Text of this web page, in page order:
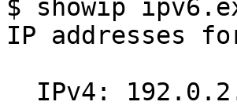
$ showip
IP addresses